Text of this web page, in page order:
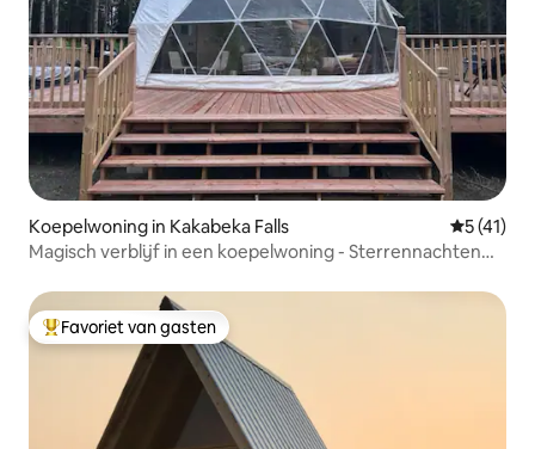
Koepelwoning in Kakabeka Falls
5 (41)
Magisch verblijf in een koepelwoning - Sterrennachten
Topfavoriet van gasten
Favoriet van gasten